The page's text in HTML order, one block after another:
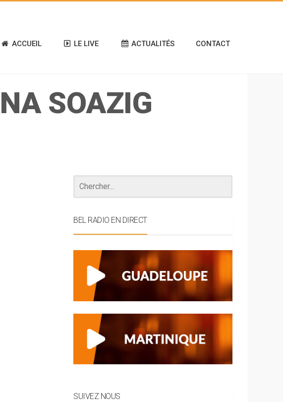
ACCUEIL LE LIVE ACTUALITÉS CONTACT
SOAZIG
BEL RADIO EN DIRECT
SUIVEZ NOUS